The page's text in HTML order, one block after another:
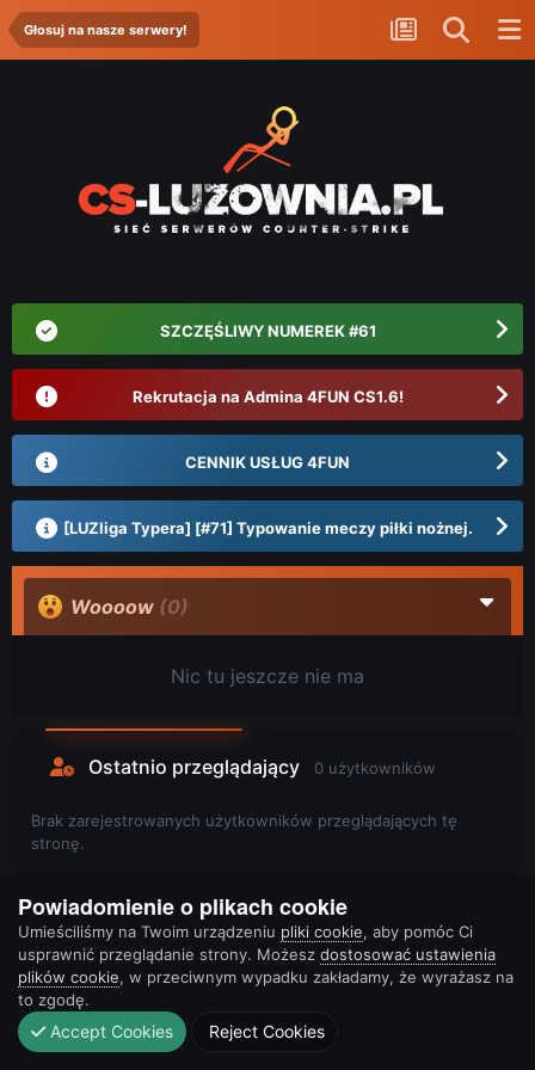
Głosuj na nasze serwery!
SZCZĘŚLIWY NUMEREK #61
Rekrutacja na Admina 4FUN CS1.6!
CENNIK USŁUG 4FUN
[LUZliga Typera] [#71] Typowanie meczy piłki nożnej.
Woooow (0)
Nic tu jeszcze nie ma
Ostatnio przeglądający 0 użytkowników
Brak zarejestrowanych użytkowników przeglądających tę
stronę.
Powiadomienie o plikach cookie
Umieściliśmy na Twoim urządzeniu pliki cookie, aby pomóc Ci
usprawnić przeglądanie strony. Możesz dostosować ustawienia
plików cookie, w przeciwnym wypadku zakładamy, że wyrażasz na
to zgodę.
Accept Cookies Reject Cookies